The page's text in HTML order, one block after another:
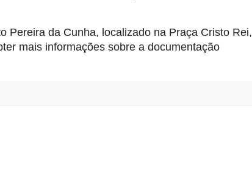
Pereira da Cunha, localizado na Praça Cristo Rei,
mais informações sobre a documentação